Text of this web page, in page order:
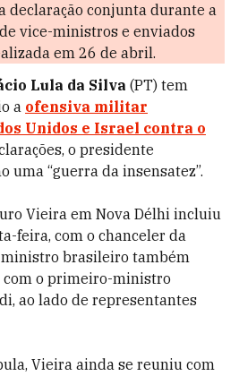
declaração conjunta durante a
vice-ministros e enviados
em 26 de abril.
Lula da Silva (PT) tem
a ofensiva militar
Unidos e Israel contra o
o presidente
uma “guerra da insensatez”.
Vieira em Nova Délhi incluiu
feira, com o chanceler da
ministro brasileiro também
o primeiro-ministro
ao lado de representantes
Vieira ainda se reuniu com